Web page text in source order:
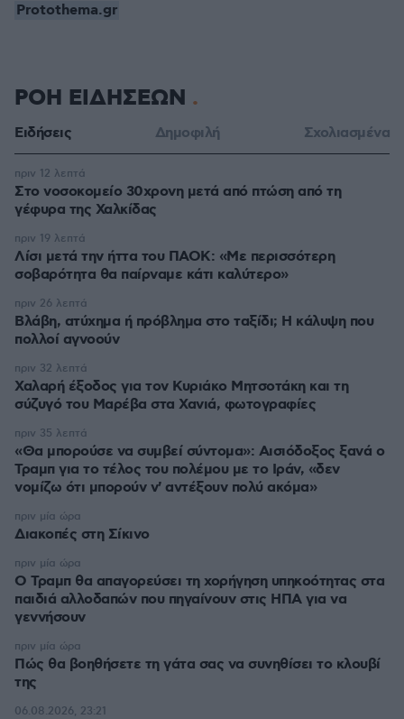
Protothema.gr
ΡΟΗ ΕΙΔΗΣΕΩΝ
Ειδήσεις Δημοφιλή Σχολιασμένα
Στο νοσοκομείο 30χρονη μετά από πτώση από τη
γέφυρα της Χαλκίδας
πριν 12 λεπτά
Λίσι μετά την ήττα του ΠΑΟΚ: «Με περισσότερη
σοβαρότητα θα παίρναμε κάτι καλύτερο»
πριν 19 λεπτά
Βλάβη, ατύχημα ή πρόβλημα στο ταξίδι; Η κάλυψη που
πολλοί αγνοούν
πριν 26 λεπτά
Χαλαρή έξοδος για τον Κυριάκο Μητσοτάκη και τη
σύζυγό του Μαρέβα στα Χανιά, φωτογραφίες
πριν 32 λεπτά
«Θα μπορούσε να συμβεί σύντομα»: Αισιόδοξος ξανά ο
Τραμπ για το τέλος του πολέμου με το Ιράν, «δεν
νομίζω ότι μπορούν ν' αντέξουν πολύ ακόμα»
πριν 35 λεπτά
Διακοπές στη Σίκινο
πριν μία ώρα
Ο Τραμπ θα απαγορεύσει τη χορήγηση υπηκοότητας στα
παιδιά αλλοδαπών που πηγαίνουν στις ΗΠΑ για να
γεννήσουν
πριν μία ώρα
Πώς θα βοηθήσετε τη γάτα σας να συνηθίσει το κλουβί
της
πριν μία ώρα
06.08.2026, 23:21